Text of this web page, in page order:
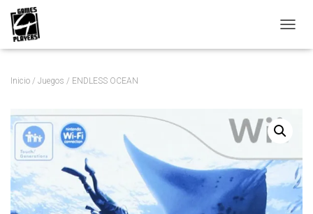
A
O
D
N
Inicio / Juegos / ENDLESS OCEAN